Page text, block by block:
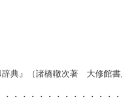
典』（諸橋轍次著　大修館書
・・・・・・・・・・・・・